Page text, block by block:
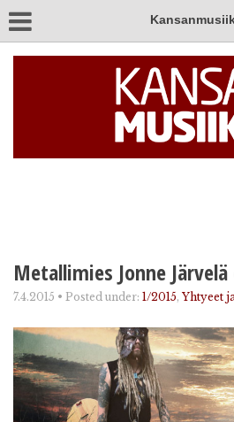
Metallimies Jonne
7.4.2015 • Posted under: 1/2015, Yhtyeet